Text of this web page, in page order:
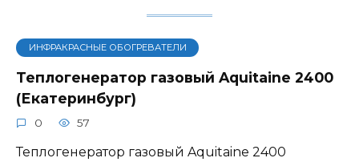
ИНФРАКРАСНЫЕ ОБОГРЕВАТЕЛИ
Теплогенератор газовый Aquitaine 2400
(Екатеринбург)
0 57
Теплогенератор газовый Aquitaine 2400